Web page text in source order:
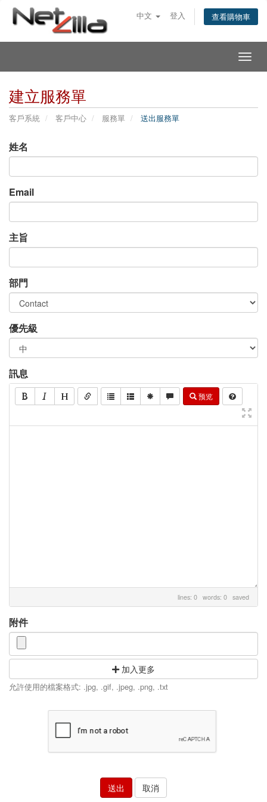
中文 登入 查看購物車
建立服務單
客戶系統 客戶中心 服務單 送出服務單
姓名
Email
主旨
部門
優先級
訊息
预览
lines: 0 words: 0 saved
附件
加入更多
允許使用的檔案格式: .jpg, .gif, .jpeg, .png, .txt
取消